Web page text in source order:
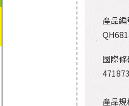
產品編
國際條
產品規